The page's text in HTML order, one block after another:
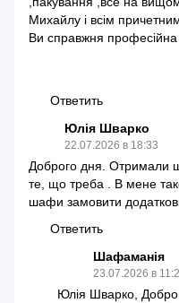
Михайлу і всім
Ви справжня
Ответить
Юлія Шварко
22.07.2026 в 18:33
Доброго дня. Отримали
те, що треба . В мене
шафи замовити
Ответить
Шафаманія
23.07.2026 в
Юлія Шварко,